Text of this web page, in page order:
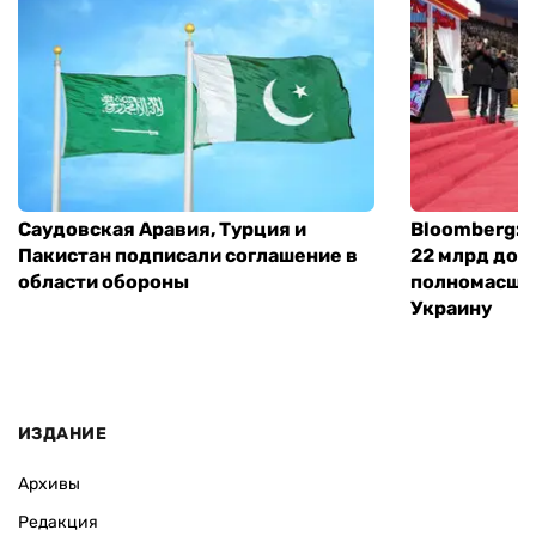
Саудовская Аравия, Турция и
Пакистан подписали соглашение в
области обороны
Bloomberg:
22 млрд
Украину
ИЗДАНИЕ
Архивы
Редакция